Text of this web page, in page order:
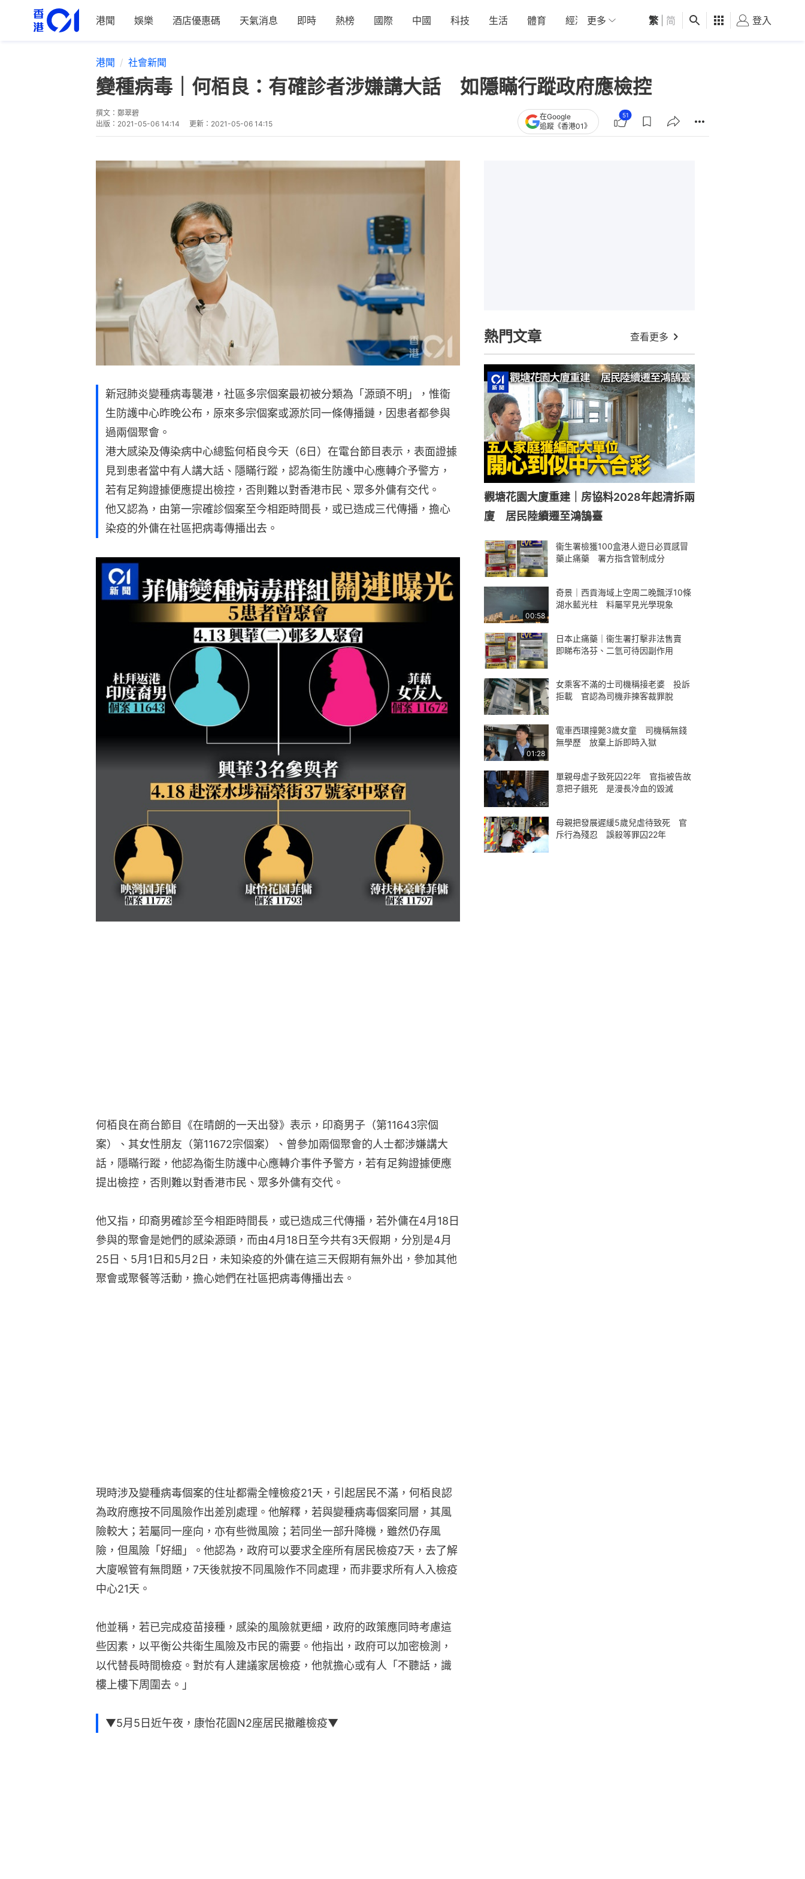
港聞 娛樂 酒店優惠碼 天氣消息 即時 熱榜 國際 中國 科技 生活 體育 經濟 01深圳 觀點 健康 好食玩飛
更多 繁 简 登入
港聞 社會新聞
變種病毒｜何栢良：有確診者涉嫌講大話 如隱瞞行蹤政府應檢控
撰文： 鄭翠碧
出版： 2021-05-06 14:14 更新： 2021-05-06 14:15
在Google
追蹤《香港01》
51
新冠肺炎變種病毒襲港，社區多宗個案最初被分類為「源頭不明」，惟衞
生防護中心昨晚公布，原來多宗個案或源於同一條傳播鏈，因患者都參與
過兩個聚會。
港大感染及傳染病中心總監何栢良今天（6日）在電台節目表示，表面證據
見到患者當中有人講大話、隱瞞行蹤，認為衞生防護中心應轉介予警方，
若有足夠證據便應提出檢控，否則難以對香港市民、眾多外傭有交代。
他又認為，由第一宗確診個案至今相距時間長，或已造成三代傳播，擔心
染疫的外傭在社區把病毒傳播出去。
何栢良在商台節目《在晴朗的一天出發》表示，印裔男子（第11643宗個
案）、其女性朋友（第11672宗個案）、曾參加兩個聚會的人士都涉嫌講大
話，隱瞞行蹤，他認為衞生防護中心應轉介事件予警方，若有足夠證據便應
提出檢控，否則難以對香港市民、眾多外傭有交代。
他又指，印裔男確診至今相距時間長，或已造成三代傳播，若外傭在4月18日
參與的聚會是她們的感染源頭，而由4月18日至今共有3天假期，分別是4月
25日、5月1日和5月2日，未知染疫的外傭在這三天假期有無外出，參加其他
聚會或聚餐等活動，擔心她們在社區把病毒傳播出去。
現時涉及變種病毒個案的住址都需全幢檢疫21天，引起居民不滿，何栢良認
為政府應按不同風險作出差別處理。他解釋，若與變種病毒個案同層，其風
險較大；若屬同一座向，亦有些微風險；若同坐一部升降機，雖然仍存風
險，但風險「好細」。他認為，政府可以要求全座所有居民檢疫7天，去了解
大廈喉管有無問題，7天後就按不同風險作不同處理，而非要求所有人入檢疫
中心21天。
他並稱，若已完成疫苗接種，感染的風險就更細，政府的政策應同時考慮這
些因素，以平衡公共衛生風險及市民的需要。他指出，政府可以加密檢測，
以代替長時間檢疫。對於有人建議家居檢疫，他就擔心或有人「不聽話，識
樓上樓下周圍去。」
▼5月5日近午夜，康怡花園N2座居民撤離檢疫▼
熱門文章 查看更多
觀塘花園大廈重建｜房協料2028年起清拆兩
廈 居民陸續遷至鴻鵠臺
衞生署檢獲100盒港人遊日必買感冒
藥止痛藥 署方指含管制成分
00:58
奇景｜西貢海域上空周二晚飄浮10條
湖水藍光柱 料屬罕見光學現象
日本止痛藥｜衞生署打擊非法售賣
即睇布洛芬、二氫可待因副作用
女乘客不滿的士司機稱接老婆 投訴
拒載 官認為司機非揀客裁罪脫
01:28
電車西環撞斃3歲女童 司機稱無錢
無學歷 放棄上訴即時入獄
單親母虐子致死囚22年 官指被告故
意把子餓死 是漫長冷血的毀滅
母親把發展遲緩5歲兒虐待致死 官
斥行為殘忍 誤殺等罪囚22年